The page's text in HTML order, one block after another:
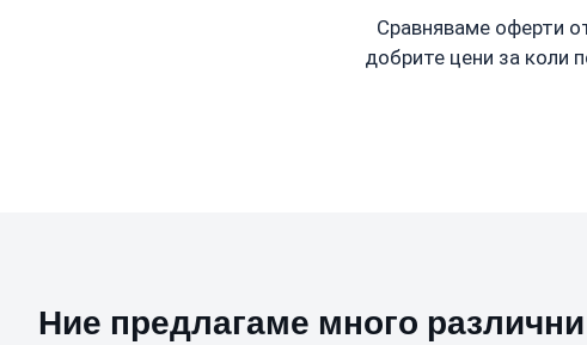
Сравняваме оферти
добрите цени за коли
Ние предлагаме много